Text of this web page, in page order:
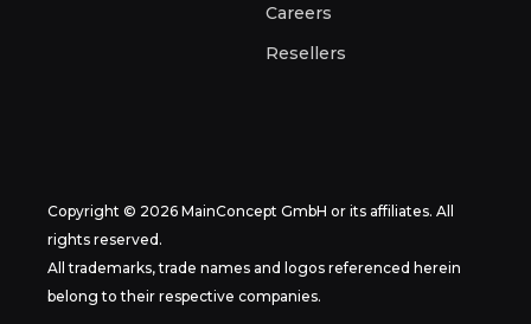
Careers
Resellers
Copyright © 2026 MainConcept GmbH or its affiliates. All
rights reserved.
All trademarks, trade names and logos referenced herein
belong to their respective companies.